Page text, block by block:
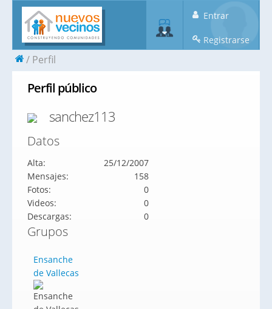
Entrar
Registrarse
Perfil
Perfil público
sanchez113
Datos
Alta:
25/12/2007
Mensajes:
158
Fotos:
0
Videos:
0
Descargas:
0
Grupos
Ensanche
de Vallecas